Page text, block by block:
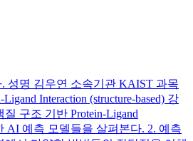
성명 김우연 소속기관 KAIST 과목
Interaction (structure-based) 강
구조 기반 Protein-Ligand
AI 예측 모델들을 살펴본다. 2. 예측